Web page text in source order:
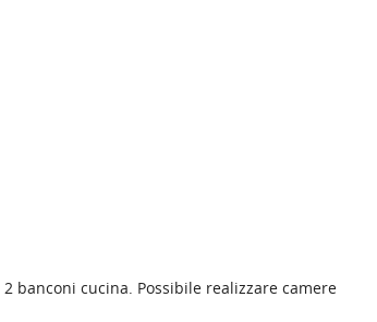
banconi cucina. Possibile realizzare camere